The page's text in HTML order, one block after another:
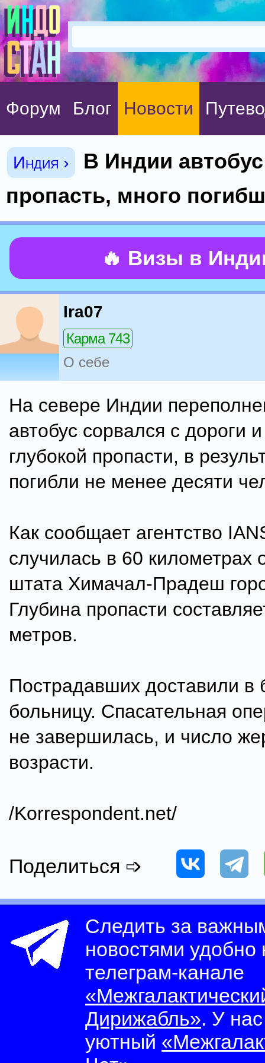
Форум Блог Новости
Индия ›
В Индии
пропасть, много
🔥 Визы в
Ira07
Карма 743
О себе
На севере Индии
автобус сорвался с дороги
глубокой пропасти, в
погибли не менее десяти
Как сообщает агентство
случилась в 60 километрах
штата Химачал-Прадеш
Глубина пропасти
метров.
Пострадавших доставили
больницу. Спасательная
не завершилась, и число
возрасти.
/Korrespondent.net/
Поделиться ➩
Следить за
новостями
телеграм-канале
Дирижабль». У
уютный